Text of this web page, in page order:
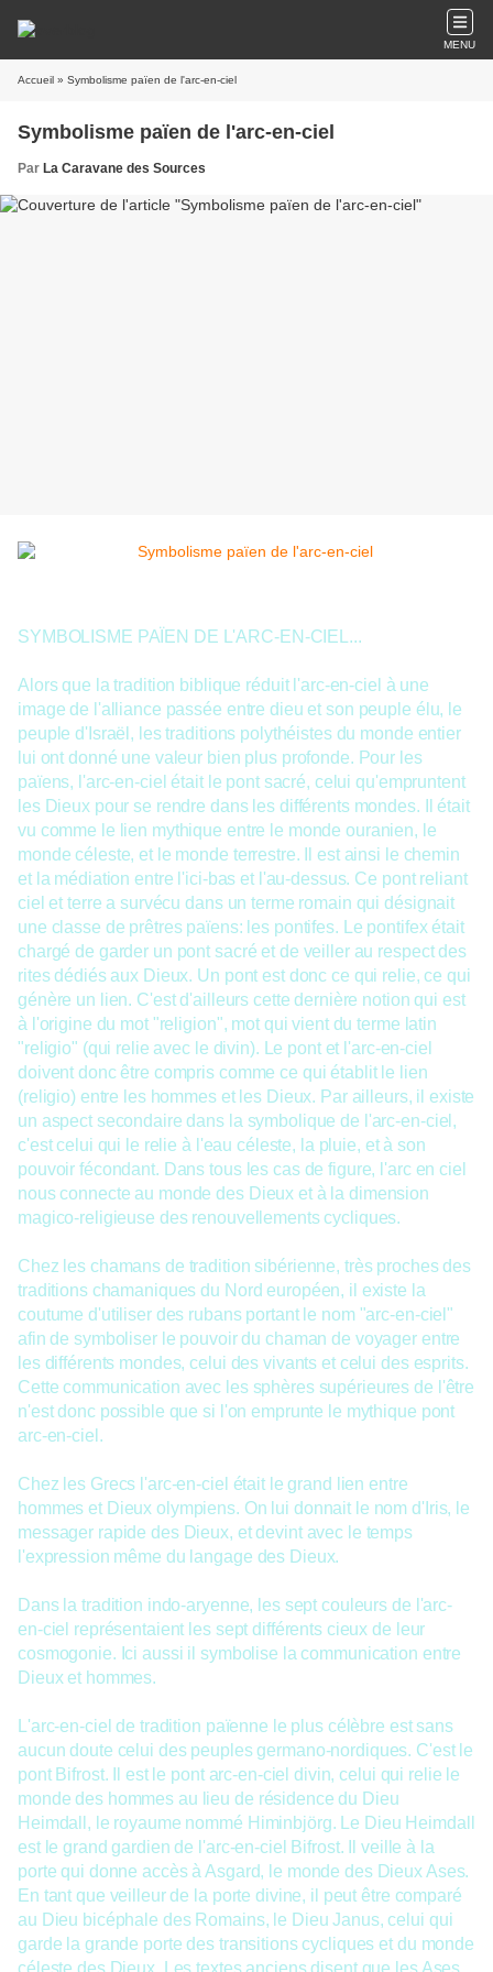
MENU
Accueil » Symbolisme païen de l'arc-en-ciel
Symbolisme païen de l'arc-en-ciel
Par La Caravane des Sources
SYMBOLISME PAÏEN DE L'ARC-EN-CIEL...
Alors que la tradition biblique réduit l'arc-en-ciel à une
image de l'alliance passée entre dieu et son peuple élu, le
peuple d'Israël, les traditions polythéistes du monde entier
lui ont donné une valeur bien plus profonde. Pour les
païens, l'arc-en-ciel était le pont sacré, celui qu'empruntent
les Dieux pour se rendre dans les différents mondes. Il était
vu comme le lien mythique entre le monde ouranien, le
monde céleste, et le monde terrestre. Il est ainsi le chemin
et la médiation entre l'ici-bas et l'au-dessus. Ce pont reliant
ciel et terre a survécu dans un terme romain qui désignait
une classe de prêtres païens: les pontifes. Le pontifex était
chargé de garder un pont sacré et de veiller au respect des
rites dédiés aux Dieux. Un pont est donc ce qui relie, ce qui
génère un lien. C'est d'ailleurs cette dernière notion qui est
à l'origine du mot "religion", mot qui vient du terme latin
"religio" (qui relie avec le divin). Le pont et l'arc-en-ciel
doivent donc être compris comme ce qui établit le lien
(religio) entre les hommes et les Dieux. Par ailleurs, il existe
un aspect secondaire dans la symbolique de l'arc-en-ciel,
c'est celui qui le relie à l'eau céleste, la pluie, et à son
pouvoir fécondant. Dans tous les cas de figure, l'arc en ciel
nous connecte au monde des Dieux et à la dimension
magico-religieuse des renouvellements cycliques.
Chez les chamans de tradition sibérienne, très proches des
traditions chamaniques du Nord européen, il existe la
coutume d'utiliser des rubans portant le nom "arc-en-ciel"
afin de symboliser le pouvoir du chaman de voyager entre
les différents mondes, celui des vivants et celui des esprits.
Cette communication avec les sphères supérieures de l'être
n'est donc possible que si l'on emprunte le mythique pont
arc-en-ciel.
Chez les Grecs l'arc-en-ciel était le grand lien entre
hommes et Dieux olympiens. On lui donnait le nom d'Iris, le
messager rapide des Dieux, et devint avec le temps
l'expression même du langage des Dieux.
Dans la tradition indo-aryenne, les sept couleurs de l'arc-
en-ciel représentaient les sept différents cieux de leur
cosmogonie. Ici aussi il symbolise la communication entre
Dieux et hommes.
L'arc-en-ciel de tradition païenne le plus célèbre est sans
aucun doute celui des peuples germano-nordiques. C'est le
pont Bifrost. Il est le pont arc-en-ciel divin, celui qui relie le
monde des hommes au lieu de résidence du Dieu
Heimdall, le royaume nommé Himinbjörg. Le Dieu Heimdall
est le grand gardien de l'arc-en-ciel Bifrost. Il veille à la
porte qui donne accès à Asgard, le monde des Dieux Ases.
En tant que veilleur de la porte divine, il peut être comparé
au Dieu bicéphale des Romains, le Dieu Janus, celui qui
garde la grande porte des transitions cycliques et du monde